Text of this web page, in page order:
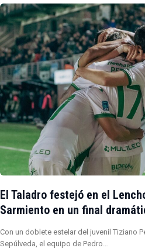
El Taladro festejó en el
Sarmiento en un final
Con un doblete estelar del juvenil Tiziano
Sepúlveda, el equipo de Pedro…